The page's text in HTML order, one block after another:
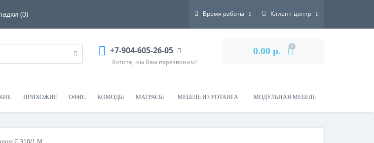
(0) Время работы Клиент-центр
+7-904-605-26-05
Хотите, мы Вам перезвоним?
0.00 р. 0
ПРИХОЖИЕ ОФИС КОМОДЫ МАТРАСЫ МЕБЕЛЬ ИЗ РОТАНГА МОДУЛЬНАЯ МЕБЕЛЬ
С 310/1 М